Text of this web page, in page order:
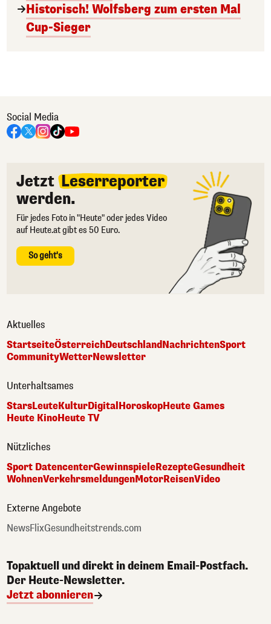
Historisch! Wolfsberg zum ersten Mal
Cup-Sieger
Social Media
Jetzt Leserreporter
werden.
Für jedes Foto in "Heute" oder jedes Video
auf Heute.at gibt es 50 Euro.
So geht's
Aktuelles
StartseiteÖsterreichDeutschlandNachrichtenSport
CommunityWetterNewsletter
Unterhaltsames
StarsLeuteKulturDigitalHoroskopHeute Games
Heute KinoHeute TV
Nützliches
Sport DatencenterGewinnspieleRezepteGesundheit
WohnenVerkehrsmeldungenMotorReisenVideo
Externe Angebote
NewsFlixGesundheitstrends.com
Topaktuell und direkt in deinem Email-Postfach.
Der Heute-Newsletter.
Jetzt abonnieren